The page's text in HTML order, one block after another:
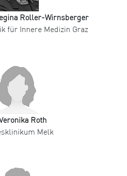
Roller-Wirnsberger
für Innere Medizin Graz
Roth
Melk